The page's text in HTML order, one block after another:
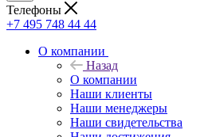
Телефоны
+7 495 748 44 44
О компании
Назад
О компании
Наши клиенты
Наши менеджеры
Наши свидетельства